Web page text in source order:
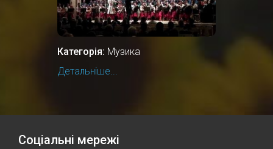
Категорія: Музика
Детальніше...
Соціальні мережі